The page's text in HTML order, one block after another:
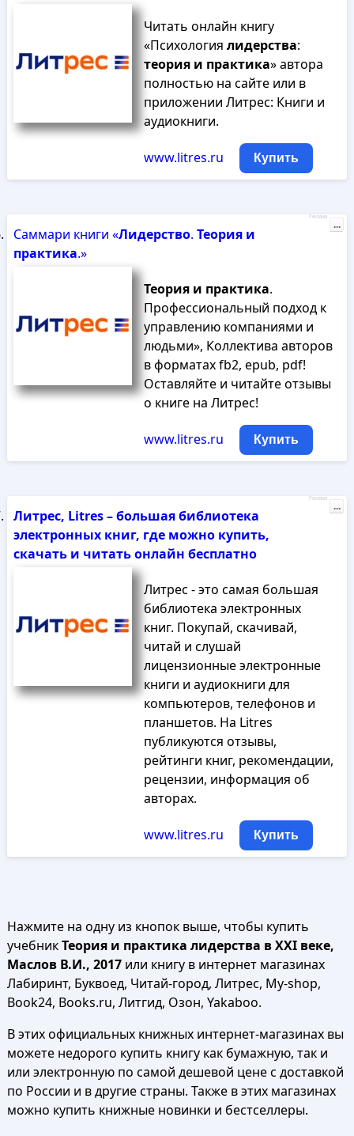
Читать онлайн книгу
«Психология лидерства:
теория и практика» автора
полностью на сайте или в
приложении Литрес: Книги и
аудиокниги.
www.litres.ru Купить
Саммари книги «Лидерство. Теория и
практика.»
Теория и практика.
Профессиональный подход к
управлению компаниями и
людьми», Коллектива авторов
в форматах fb2, epub, pdf!
Оставляйте и читайте отзывы
о книге на Литрес!
www.litres.ru Купить
Реклама
...
Литрес, Litres – большая библиотека
электронных книг, где можно купить,
скачать и читать онлайн бесплатно
Литрес - это самая большая
библиотека электронных
книг. Покупай, скачивай,
читай и слушай
лицензионные электронные
книги и аудиокниги для
компьютеров, телефонов и
планшетов. На Litres
публикуются отзывы,
рейтинги книг, рекомендации,
рецензии, информация об
авторах.
www.litres.ru Купить
Реклама
...
Нажмите на одну из кнопок выше, чтобы купить
учебникТеория и практика лидерства в XXI веке,
Маслов В.И., 2017или книгу в интернет магазинах
Лабиринт, Буквоед, Читай-город, Литрес, My-shop,
Book24, Books.ru, Литгид, Озон, Yakaboo.
В этих официальных книжных интернет-магазинах вы
можете недорого купить книгу как бумажную, так и
или электронную по самой дешевой цене с доставкой
по России и в другие страны. Также в этих магазинах
можно купить книжные новинки и бестселлеры.